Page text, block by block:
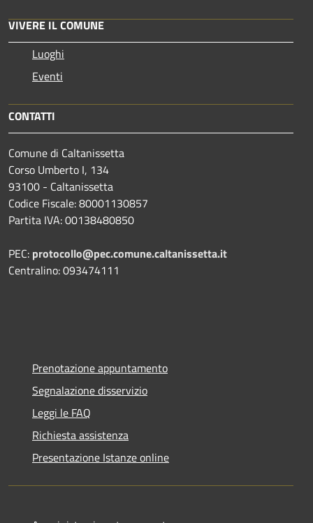
VIVERE IL COMUNE
Luoghi
Eventi
CONTATTI
Comune di Caltanissetta
Corso Umberto I, 134
93100 - Caltanissetta
Codice Fiscale: 80001130857
Partita IVA: 00138480850
PEC: protocollo@pec.comune.caltanissetta.it
Centralino: 093474111
Prenotazione appuntamento
Segnalazione disservizio
Leggi le FAQ
Richiesta assistenza
Presentazione Istanze online